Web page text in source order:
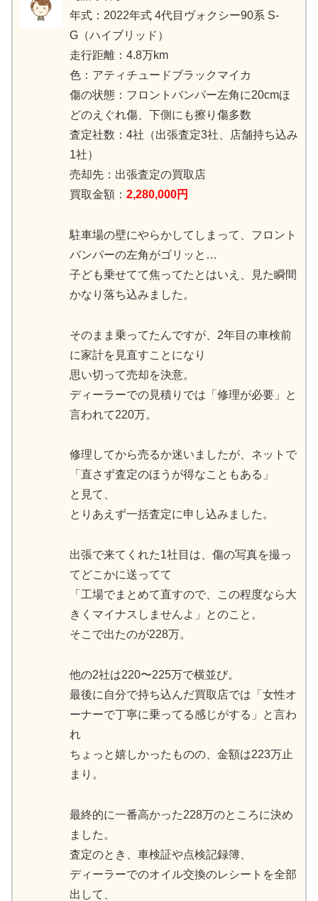
年式：2022年式 4代目ヴォクシー90系 S-
G（ハイブリッド）
走行距離：4.8万km
色：アティチュードブラックマイカ
傷の状態：フロントバンパー左角に20cmほ
どのえぐれ傷、下側にも擦り傷多数
査定社数：4社（出張査定3社、店舗持ち込み
1社）
売却先：出張査定の買取店
買取金額： 2,280,000円
駐車場の壁にやらかしてしまって、フロント
バンパーの左角がゴリッと…
子ども乗せてて焦ってたとはいえ、見た瞬間
かなり落ち込みました。
そのまま乗ってたんですが、2年目の車検前
に家計を見直すことになり
思い切って売却を決意。
ディーラーでの見積りでは「修理が必要」と
言われて220万。
修理してから売るか迷いましたが、ネットで
「直さず査定のほうが得なこともある」
と見て、
とりあえず一括査定に申し込みました。
出張で来てくれた1社目は、傷の写真を撮っ
てどこかに送ってて
「工場でまとめて直すので、この程度なら大
きくマイナスしませんよ」とのこと。
そこで出たのが228万。
他の2社は220〜225万で横並び。
最後に自分で持ち込んだ買取店では「女性オ
ーナーで丁寧に乗ってる感じがする」と言わ
れ
ちょっと嬉しかったものの、金額は223万止
まり。
最終的に一番高かった228万のところに決め
ました。
査定のとき、車検証や点検記録簿、
ディーラーでのオイル交換のレシートを全部
出して、